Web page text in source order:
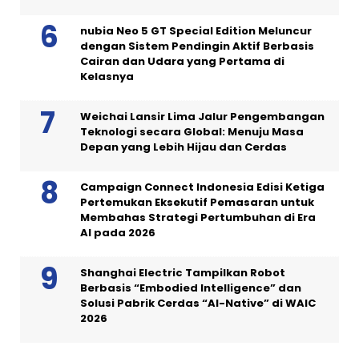
nubia Neo 5 GT Special Edition Meluncur
dengan Sistem Pendingin Aktif Berbasis
Cairan dan Udara yang Pertama di
Kelasnya
Weichai Lansir Lima Jalur Pengembangan
Teknologi secara Global: Menuju Masa
Depan yang Lebih Hijau dan Cerdas
Campaign Connect Indonesia Edisi Ketiga
Pertemukan Eksekutif Pemasaran untuk
Membahas Strategi Pertumbuhan di Era
AI pada 2026
Shanghai Electric Tampilkan Robot
Berbasis “Embodied Intelligence” dan
Solusi Pabrik Cerdas “AI-Native” di WAIC
2026